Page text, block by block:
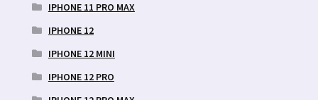
IPHONE 11 PRO MAX
IPHONE 12
IPHONE 12 MINI
IPHONE 12 PRO